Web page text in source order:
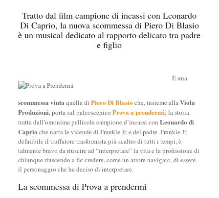
Tratto dal film campione di incassi con Leonardo
Di Caprio, la nuova scommessa di Piero Di Blasio
è un musical dedicato al rapporto delicato tra padre
e figlio
È una
scommessa vinta quella di Piero Di Blasio che, insieme allaViola
Produzioni, porta sul palcoscenico Prova a prendermi; la storia
tratta dall’omonima pellicola campione d’incassi con Leonardo di
Caprio che narra le vicende di Frankie Jr. e del padre. Frankie Jr,
definibile il truffatore trasformista più scaltro di tutti i tempi, è
talmente bravo da riuscire ad “interpretare” la vita e la professione di
chiunque riuscendo a far credere, come un attore navigato, di essere
il personaggio che ha deciso di interpretare.
La scommessa di Prova a prendermi